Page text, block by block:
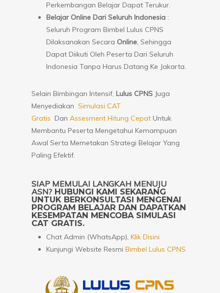
Perkembangan Belajar Dapat Terukur.
Belajar Online Dari Seluruh Indonesia :
Seluruh Program Bimbel Lulus CPNS
Dilaksanakan Secara Online, Sehingga
Dapat Diikuti Oleh Peserta Dari Seluruh
Indonesia Tanpa Harus Datang Ke Jakarta.
Selain Bimbingan Intensif, Lulus CPNS Juga
Menyediakan Simulasi CAT
Gratis Dan Assesment Hitung Cepat Untuk
Membantu Peserta Mengetahui Kemampuan
Awal Serta Memetakan Strategi Belajar Yang
Paling Efektif.
SIAP MEMULAI LANGKAH MENUJU
ASN? HUBUNGI KAMI SEKARANG
UNTUK BERKONSULTASI MENGENAI
PROGRAM BELAJAR DAN DAPATKAN
KESEMPATAN MENCOBA SIMULASI
CAT GRATIS.
Chat Admin (WhatsApp), Klik Disini
Kunjungi Website Resmi Bimbel Lulus CPNS